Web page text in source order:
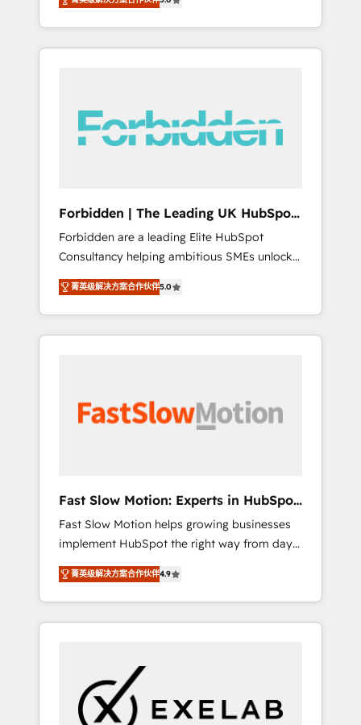
to data security and compliance. At
OneMetric, we help revenue teams focus on
the OneMetric that matters most: revenue.
Marketing, Ventes et Service sur HubSpot
grâce à la Revenue Architecture : alignement
des équipes, pipeline prévisible, croissance
Shopify, Oneflow. 💻 Développements
custom : CRM UI Extensions (React),
B2B, Immobilier, Viticulture, Finance. 🚀 Nos
livrables : migration sécurisée,
implémentation Marketing + Sales + Service
Hub, synchronisation ERP ↔ HubSpot temps
réel, formation équipes. 🏆 +350 projets
livrés. Accrédités HubSpot CRM
Implementation, Data Migration & Custom
Forbidden | The Leading UK HubSpot
Consultancy
Forbidden are a leading Elite HubSpot
Consultancy helping ambitious SMEs unlock
the full potential of HubSpot. Too many
businesses invest in HubSpot but never see
the ROI they expected due to poor adoption,
messy data, and disconnected teams getting
so it actually drives revenue, not just reports
reporting - Workflow automation and data
clean-up - Sales enablement and team
training - Ongoing optimisation and RevOps
support Based in Leeds and London, we
partner with SMEs across the UK who are
ready to turn HubSpot into the growth
engine it’s meant to be.
菁英级解决方案合作伙伴5.0
Fast Slow Motion: Experts in HubSpot
& Salesforce
Fast Slow Motion helps growing businesses
implement HubSpot the right way from day
one — with the flexibility to scale as
complexity increases. Highly certified in both
HubSpot and Salesforce, we bring deep
experience in CRM implementation,
growing mid-market and enterprise
organizations, our team combines strong
technical execution with real business
菁英级解决方案合作伙伴4.9